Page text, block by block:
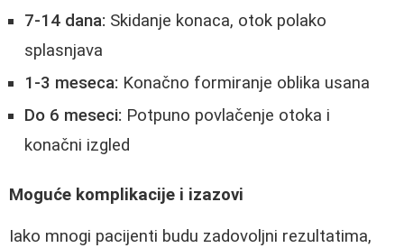
7-14 dana: Skidanje konaca, otok polako
splasnjava
1-3 meseca: Konačno formiranje oblika usana
Do 6 meseci: Potpuno povlačenje otoka i
konačni izgled
Moguće komplikacije i izazovi
Iako mnogi pacijenti budu zadovoljni rezultatima,